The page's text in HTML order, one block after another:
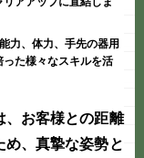
力、体力、手先の器用
た様々なスキルを活
、お客様との距離
、真摯な姿勢と